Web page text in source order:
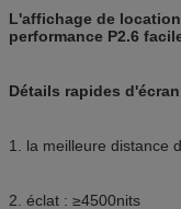
L'affichage de
performance P2.6
Détails rapides
1. la meilleure distance
2. éclat : ≥4500nits